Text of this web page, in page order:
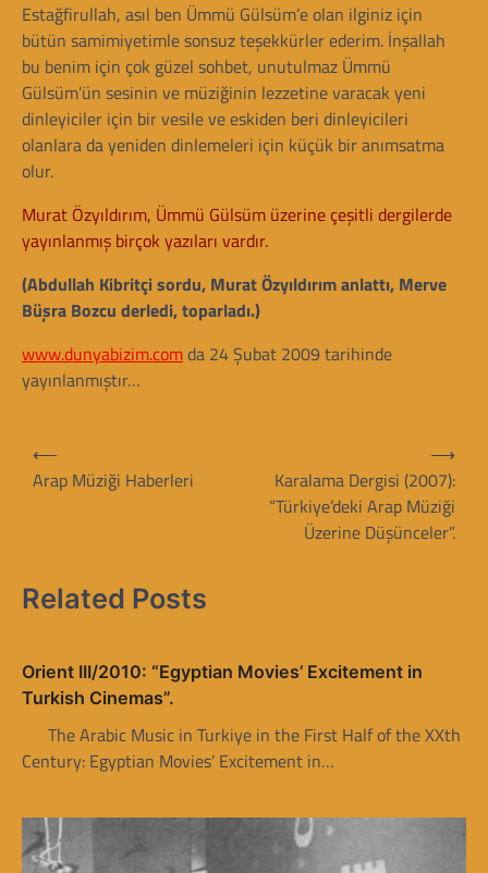
Estağfirullah, asıl ben Ümmü Gülsüm’e olan ilginiz için
bütün samimiyetimle sonsuz teşekkürler ederim. İnşallah
bu benim için çok güzel sohbet, unutulmaz Ümmü
Gülsüm’ün sesinin ve müziğinin lezzetine varacak yeni
dinleyiciler için bir vesile ve eskiden beri dinleyicileri
olanlara da yeniden dinlemeleri için küçük bir anımsatma
olur.
Murat Özyıldırım, Ümmü Gülsüm üzerine çeşitli dergilerde
yayınlanmış birçok yazıları vardır.
(Abdullah Kibritçi sordu, Murat Özyıldırım anlattı, Merve
Büşra Bozcu derledi, toparladı.)
www.dunyabizim.comda 24 Şubat 2009 tarihinde
yayınlanmıştır…
g
e
i
n
m
s
i
⟵
Arap Müziği Haberleri
Karalama Dergisi (2007):
“Türkiye’deki Arap Müziği
Üzerine Düşünceler”.
⟶
Related Posts
Orient III/2010: “Egyptian Movies’ Excitement in
Turkish Cinemas”.
The Arabic Music in Turkiye in the First Half of the XXth
Century: Egyptian Movies’ Excitement in…